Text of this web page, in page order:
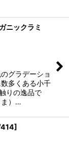
ニックラミ
グラデーショ
多くある小千
りの逸品で
ま）…
]